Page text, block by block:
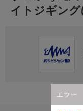
エラー
イトジギング